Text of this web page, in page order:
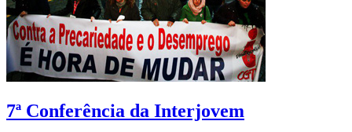
7ª Conferência da Interjovem